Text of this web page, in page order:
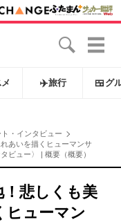
✈️旅行 🍱 グ
・インタビュー
あいを描くヒューマンサ
ビュー〉 | 概要（概要）
悲しくも美
ヒューマン